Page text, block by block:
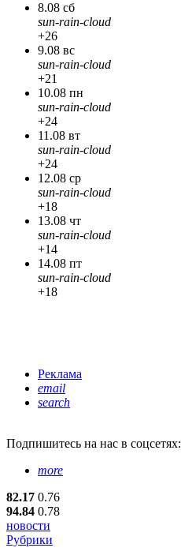
8.08 сб
sun-rain-cloud
+26
9.08 вс
sun-rain-cloud
+21
10.08 пн
sun-rain-cloud
+24
11.08 вт
sun-rain-cloud
+24
12.08 ср
sun-rain-cloud
+18
13.08 чт
sun-rain-cloud
+14
14.08 пт
sun-rain-cloud
+18
Реклама
email
search
Подпишитесь на нас в соцсетях:
more
82.17 0.76
94.84 0.78
новости
Рубрики